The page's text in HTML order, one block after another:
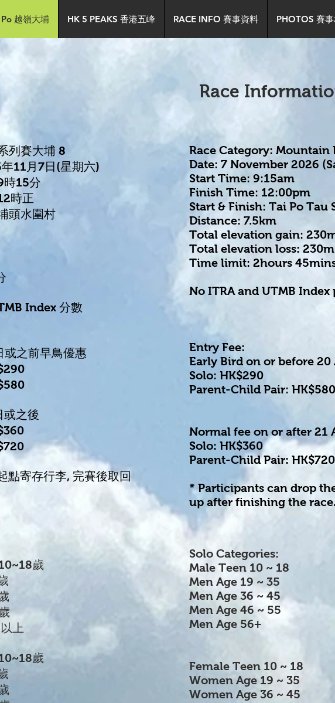
越嶺大埔 HK 5 PEAKS 香港五峰 RACE INFO 賽事資料 PHOTOS 賽
列賽大埔 8
11月7日(星期六)
時15分
時正
頭水圍村
Index 分數
之前早鳥優惠
之後
點寄存行李, 完賽後取回
Race
​Race Category: Mountain
Date: 7 November 2026
Start Time: 9:15am
Finish Time: 12:00pm
Start & Finish: Tai Po Tau
Distance: 7.5km
Total elevation gain:
Total elevation loss:
Time limit: 2hours
No ITRA and UTMB Index
Entry Fee:
Early Bird on or before 20
Solo: HK$290
Parent-Child Pair: HK$580
Normal fee on or after 21
Solo: HK$360
Parent-Child Pair: HK$720
* Participants can drop
up after finishing the
~18歲
上
歲
Solo Categories:
Male Teen 10 ~ 18
Men Age 19 ~ 35
Men Age 36 ~ 45
Men Age 46 ~ 55
Men Age 56+
Female Teen 10 ~ 18
Women Age 19 ~ 35
Women Age 36 ~ 45